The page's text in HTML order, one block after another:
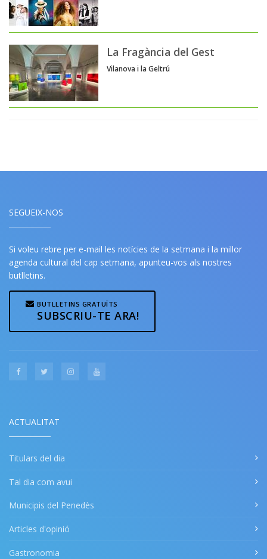
La Fragància del Gest
Vilanova i la Geltrú
SEGUEIX-NOS
Si voleu rebre per e-mail les notícies de la setmana i la millor
agenda cultural del cap setmana, apunteu-vos als nostres
butlletins.
BUTLLETINS GRATUÏTS
SUBSCRIU-TE ARA!
ACTUALITAT
Titulars del dia
Tal dia com avui
Municipis del Penedès
Articles d'opinió
Gastronomia